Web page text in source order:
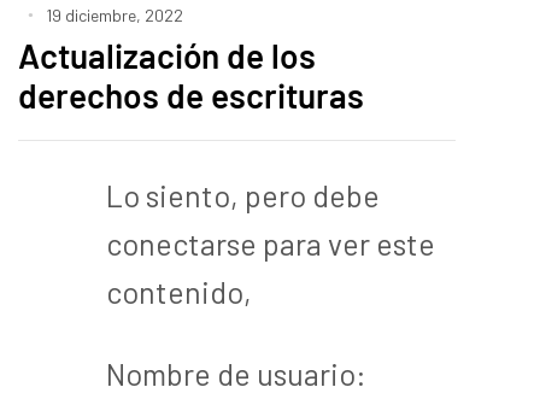
19 diciembre, 2022
Actualización de los
derechos de escrituras
Lo siento, pero debe
conectarse para ver este
contenido,
Nombre de usuario: